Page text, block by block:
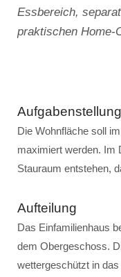
Essbereich,
praktischen Home-
Aufgabenstellung
Die Wohnfläche soll
maximiert werden. Im
Stauraum entstehen,
Aufteilung
Das Einfamilienhaus
dem Obergeschoss.
wettergeschützt in